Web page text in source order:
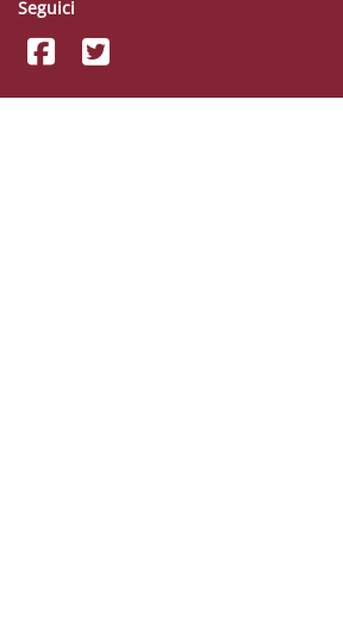
Seguici